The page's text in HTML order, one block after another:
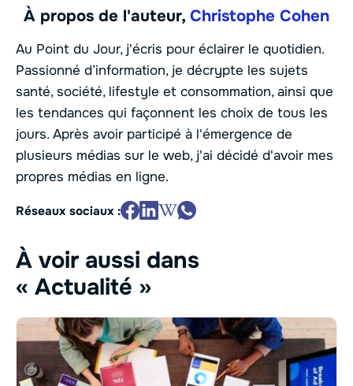
À propos de l'auteur, Christophe Cohen
Au Point du Jour, j'écris pour éclairer le quotidien.
Passionné d’information, je décrypte les sujets
santé, société, lifestyle et consommation, ainsi que
les tendances qui façonnent les choix de tous les
jours. Après avoir participé à l'émergence de
plusieurs médias sur le web, j'ai décidé d'avoir mes
propres médias en ligne.
Réseaux sociaux :
À voir aussi dans
« Actualité »